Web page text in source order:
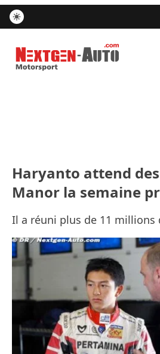
Nextgen-Auto.com
Haryanto attend
Manor la semaine
Il a réuni plus de 11 millions